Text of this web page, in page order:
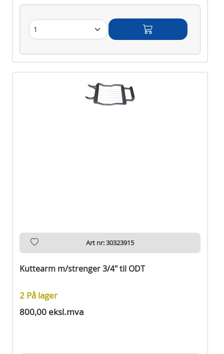
Art nr: 30323915
Kuttearm m/strenger 3/4" til ODT
2 På lager
800,00 eksl.mva